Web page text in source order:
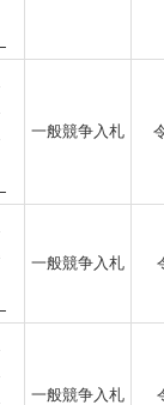
一般競争入札
一般競争入札
一般競争入札